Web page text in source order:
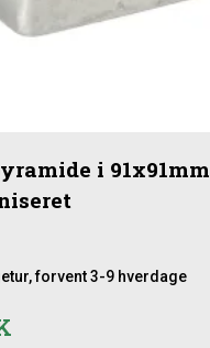
i 91x91mm
forvent 3-9 hverdage